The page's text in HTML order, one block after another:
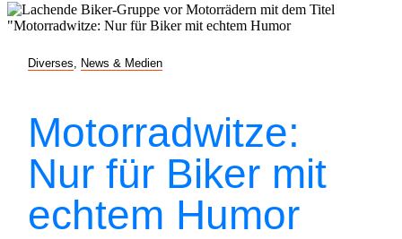
Diverses News & Medien
Motorradwitze:
Nur für Biker mit
echtem Humor